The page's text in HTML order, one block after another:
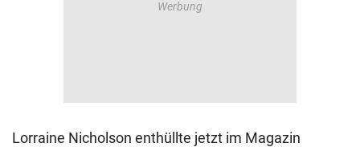
Lorraine Nicholson enthüllte jetzt im Magazin